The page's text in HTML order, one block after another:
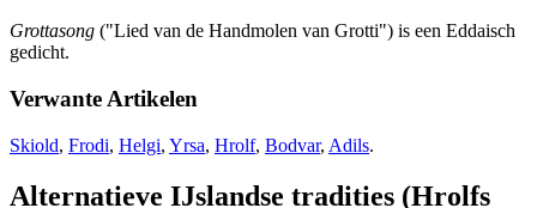
Grottasong ("Lied van de Handmolen van Grotti") is een Eddaisch
gedicht.
Verwante Artikelen
Skiold, Frodi, Helgi, Yrsa, Hrolf, Bodvar, Adils.
Alternatieve IJslandse tradities (Hrolfs